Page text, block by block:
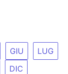
GIU
LUG
DIC